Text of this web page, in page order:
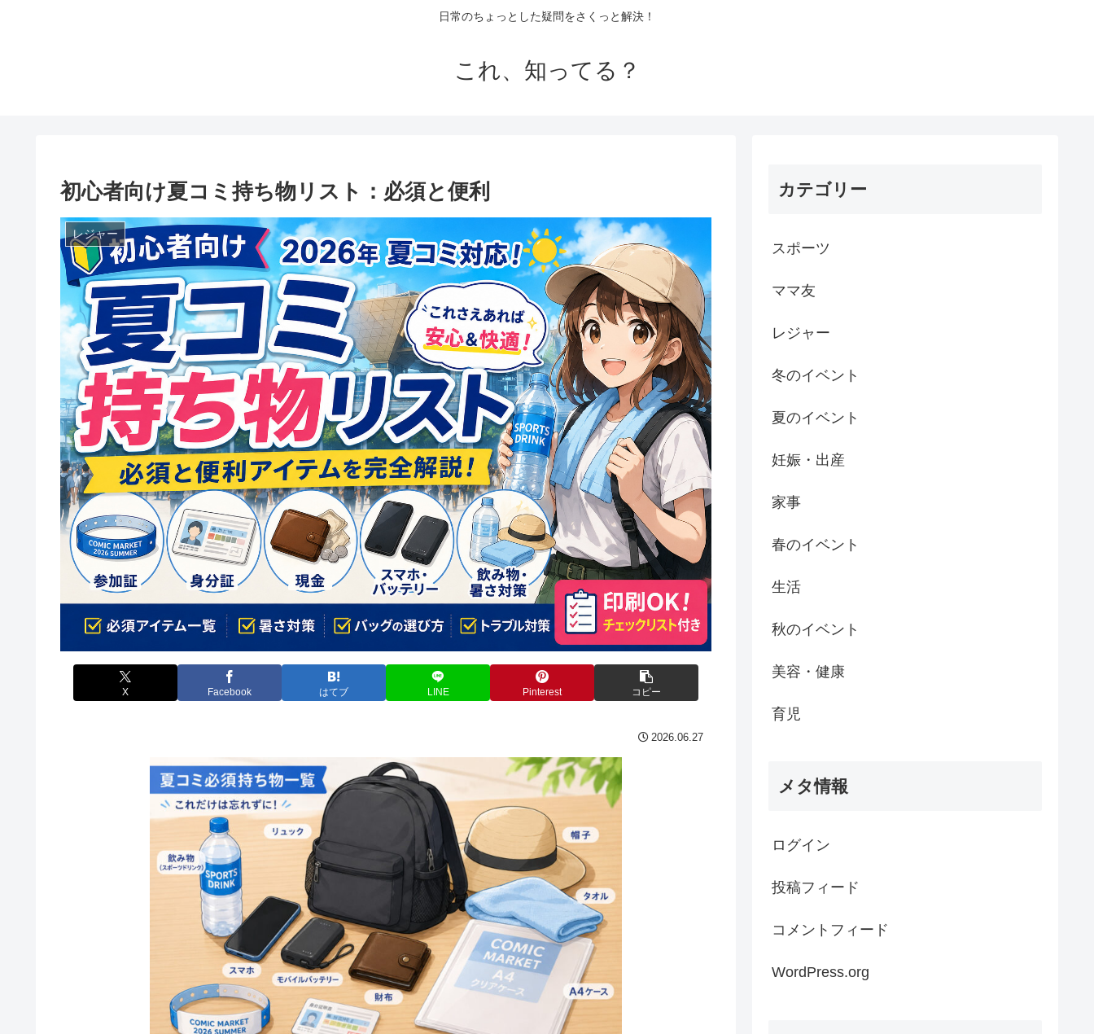
日常のちょっとした疑問をさくっと解決！
これ、知ってる？
初心者向け夏コミ持ち物リスト：必須と便利
レジャー
X Facebook はてブ LINE Pinterest コピー
2026.06.27
カテゴリー
スポーツ
ママ友
レジャー
冬のイベント
夏のイベント
妊娠・出産
家事
春のイベント
生活
秋のイベント
美容・健康
育児
メタ情報
ログイン
投稿フィード
コメントフィード
WordPress.org